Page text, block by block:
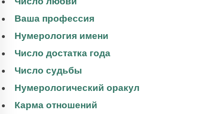
Ваша профессия
Нумерология имени
Число достатка года
Число судьбы
Нумерологический оракул
Карма отношений